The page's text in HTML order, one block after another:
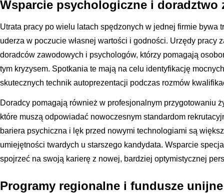
Wsparcie psychologiczne i doradztwo
Utrata pracy po wielu latach spędzonych w jednej firmie bywa
uderza w poczucie własnej wartości i godności. Urzędy pracy
doradców zawodowych i psychologów, którzy pomagają
tym kryzysem. Spotkania te mają na celu identyfikację
skutecznych technik autoprezentacji podczas rozmów
Doradcy pomagają również w profesjonalnym przygotowaniu
które muszą odpowiadać nowoczesnym standardom
bariera psychiczna i lęk przed nowymi technologiami są
umiejętności twardych u starszego kandydata. Wsparcie
spojrzeć na swoją karierę z nowej, bardziej optymistycznej
Programy regionalne i fundusze